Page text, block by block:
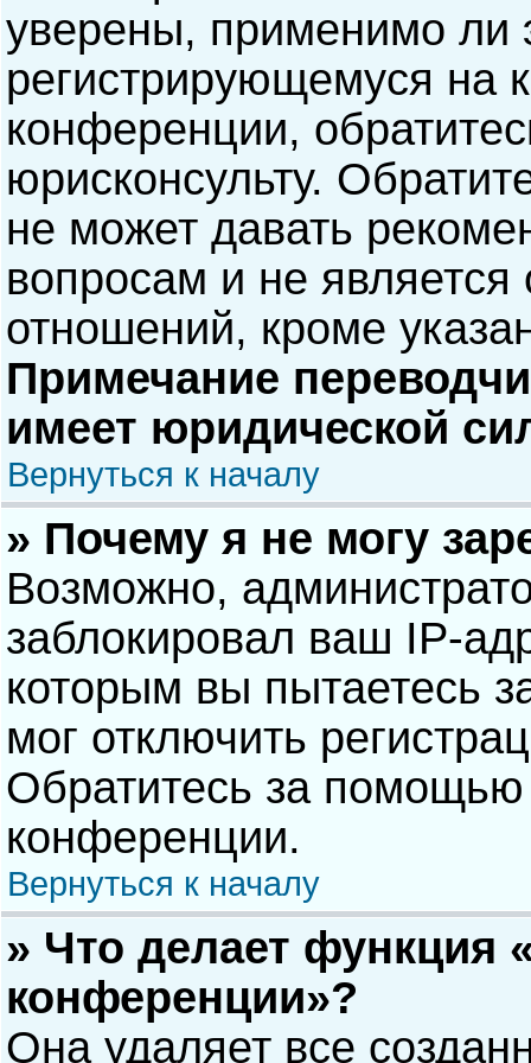
уверены, применимо ли
регистрирующемуся на
конференции,
юрисконсульту.
не может давать
вопросам и не
отношений, кроме
Примечание
имеет юридической
Вернуться к началу
» Почему я не могу
Возможно,
заблокировал ваш IP-
которым вы пытаетесь
мог отключить
Обратитесь за помощью
конференции.
Вернуться к началу
» Что делает функция
конференции»?
Она удаляет все